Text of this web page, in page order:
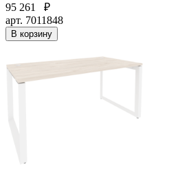
95 261
₽
арт. 7011848
В корзину